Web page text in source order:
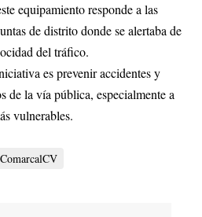
equipamiento responde a las
de distrito donde se alertaba de
del tráfico.
es prevenir accidentes y
de la vía pública, especialmente a
vulnerables.